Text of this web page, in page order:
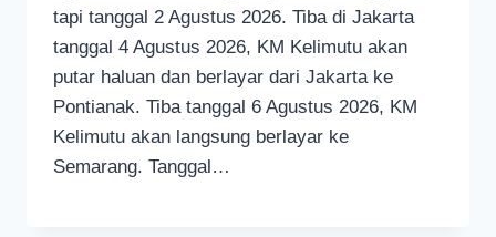
tapi tanggal 2 Agustus 2026. Tiba di Jakarta
tanggal 4 Agustus 2026, KM Kelimutu akan
putar haluan dan berlayar dari Jakarta ke
Pontianak. Tiba tanggal 6 Agustus 2026, KM
Kelimutu akan langsung berlayar ke
Semarang. Tanggal…